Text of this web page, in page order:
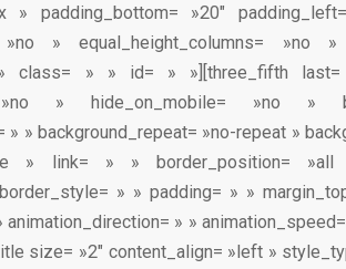
» padding_bottom= »20″
»no » equal_height_columns= »no
» class= » » id= » »][three_fifth
»no » hide_on_mobile= »no »
» » background_repeat= »no-repeat »
» link= » » border_position=
» » padding= » »
animation_direction= » »
size= »2″ content_align= »left »